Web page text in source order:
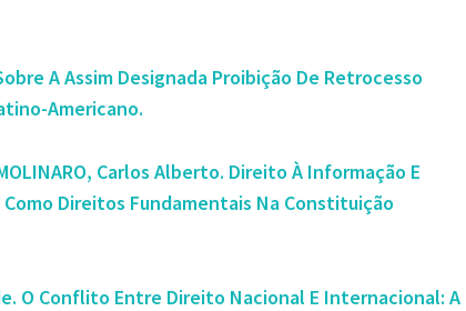
A Assim Designada Proibição De Retrocesso
Americano.
Carlos Alberto. Direito À Informação E
Direitos Fundamentais Na Constituição
O Conflito Entre Direito Nacional E Internacional: A